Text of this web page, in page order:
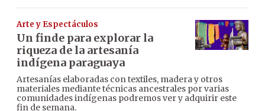
Arte y Espectáculos
Un finde para explorar la
riqueza de la artesanía
indígena paraguaya
Artesanías elaboradas con textiles, madera y otros
materiales mediante técnicas ancestrales por varias
comunidades indígenas podremos ver y adquirir este
fin de semana.